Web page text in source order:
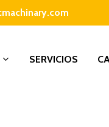
SERVICIOS